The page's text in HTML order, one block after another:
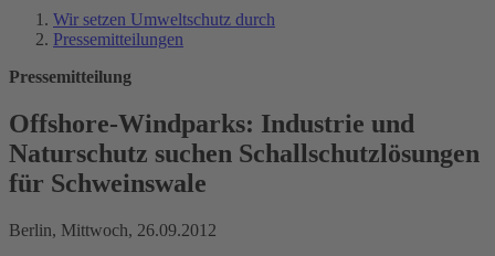
Wir setzen Umweltschutz durch
Pressemitteilungen
Pressemitteilung
Offshore-Windparks: Industrie und
Naturschutz suchen Schallschutzlösungen
für Schweinswale
Berlin, Mittwoch, 26.09.2012